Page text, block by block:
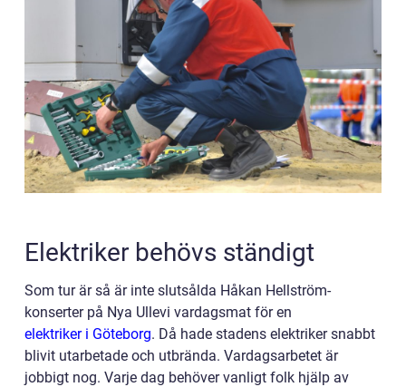
Elektriker behövs ständigt
Som tur är så är inte slutsålda Håkan Hellström-
konserter på Nya Ullevi vardagsmat för en
elektriker i Göteborg. Då hade stadens elektriker snabbt
blivit utarbetade och utbrända. Vardagsarbetet är
jobbigt nog. Varje dag behöver vanligt folk hjälp av